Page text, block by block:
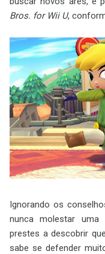
Bros. for Wii U,
Ignorando os
nunca molestar uma
prestes a descobrir
sabe se defender